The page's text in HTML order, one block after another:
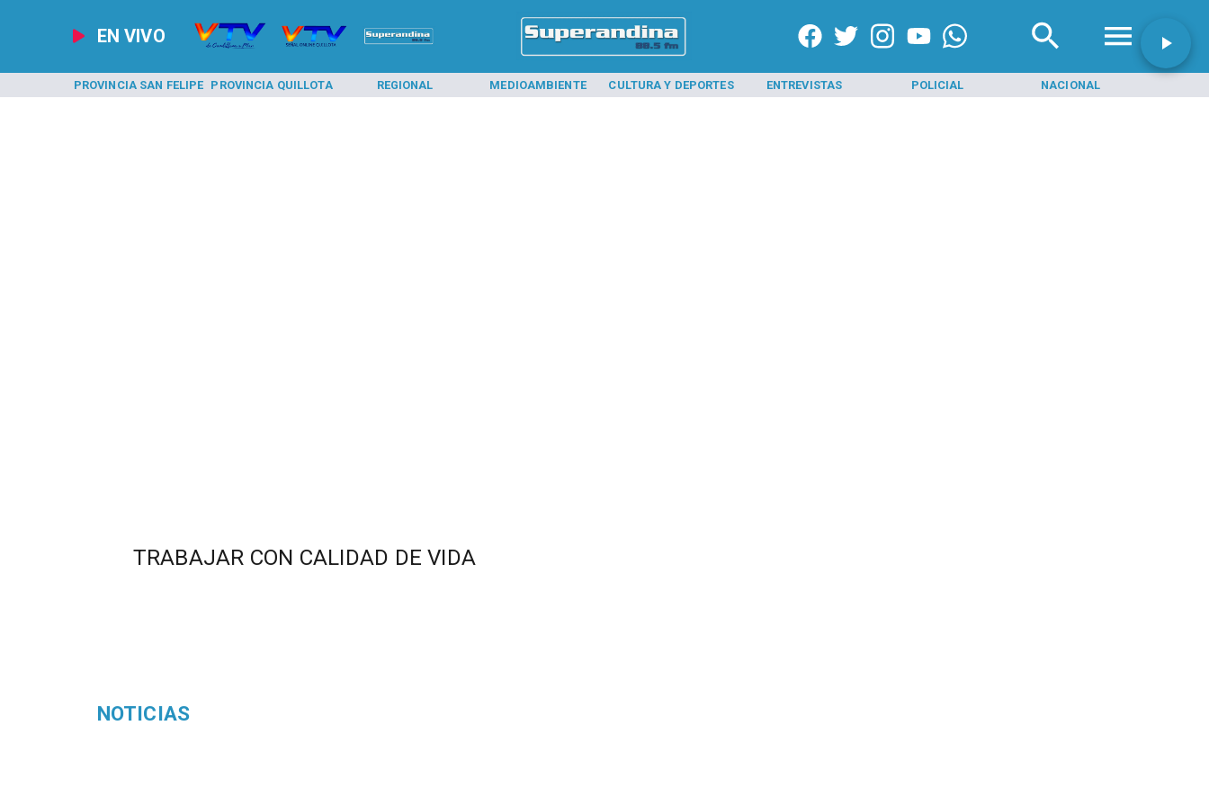
EN VIVO
PROVINCIA SAN FELIPE PROVINCIA QUILLOTA REGIONAL MEDIOAMBIENTE CULTURA Y DEPORTES ENTREVISTAS POLICIAL NACIONAL
TRABAJAR CON CALIDAD DE VIDA
NOTICIAS